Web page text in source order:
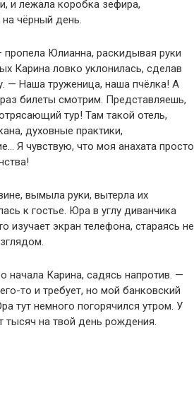
и лежала коробка зефира,
чёрный день.
Юлианна, раскидывая руки
Карина ловко уклонилась, сделав
— Наша труженица, наша пчёлка! А
билеты смотрим. Представляешь,
тур! Там такой отель,
духовные практики,
Я чувствую, что моя анахата просто
вымыла руки, вытерла их
к гостье. Юра в углу диванчика
изучает экран телефона, стараясь не
начала Карина, садясь напротив. —
то и требует, но мой банковский
тут немного погорячился утром. У
тысяч на твой день рождения.